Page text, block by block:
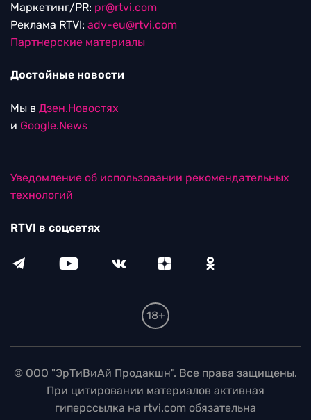
Маркетинг/PR: pr@rtvi.com
Реклама RTVI: adv-eu@rtvi.com
Партнерские материалы
Достойные новости
Мы в Дзен.Новостях
и Google.News
Уведомление об использовании рекомендательных
технологий
RTVI в соцсетях
18+
© ООО "ЭрТиВиАй Продакшн". Все права защищены.
При цитировании материалов активная
гиперссылка на rtvi.com обязательна